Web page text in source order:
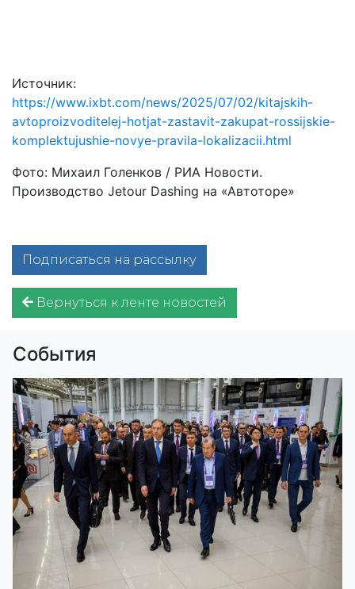
Источник:
https://www.ixbt.com/news/2025/07/02/kitajskih-
avtoproizvoditelej-hotjat-zastavit-zakupat-rossijskie-
komplektujushie-novye-pravila-lokalizacii.html
Фото: Михаил Голенков / РИА Новости.
Производство Jetour Dashing на «Автоторе»
Подписаться на рассылку
Вернуться к ленте новостей
События